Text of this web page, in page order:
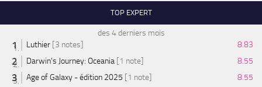
TOP EXPERT
des 4 derniers mois
Luthier [3 notes]
8.83
Darwin's Journey: Oceania [1 note]
8.55
Age of Galaxy - édition 2025 [1 note]
8.55